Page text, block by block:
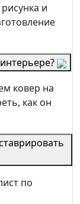
и
ковер на
как он
по